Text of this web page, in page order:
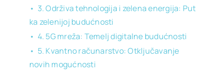
3. Održiva tehnologija i zelena energija: Put
ka zelenijoj budućnosti
4. 5G mreža: Temelj digitalne budućnosti
5. Kvantno računarstvo: Otključavanje
novih mogućnosti